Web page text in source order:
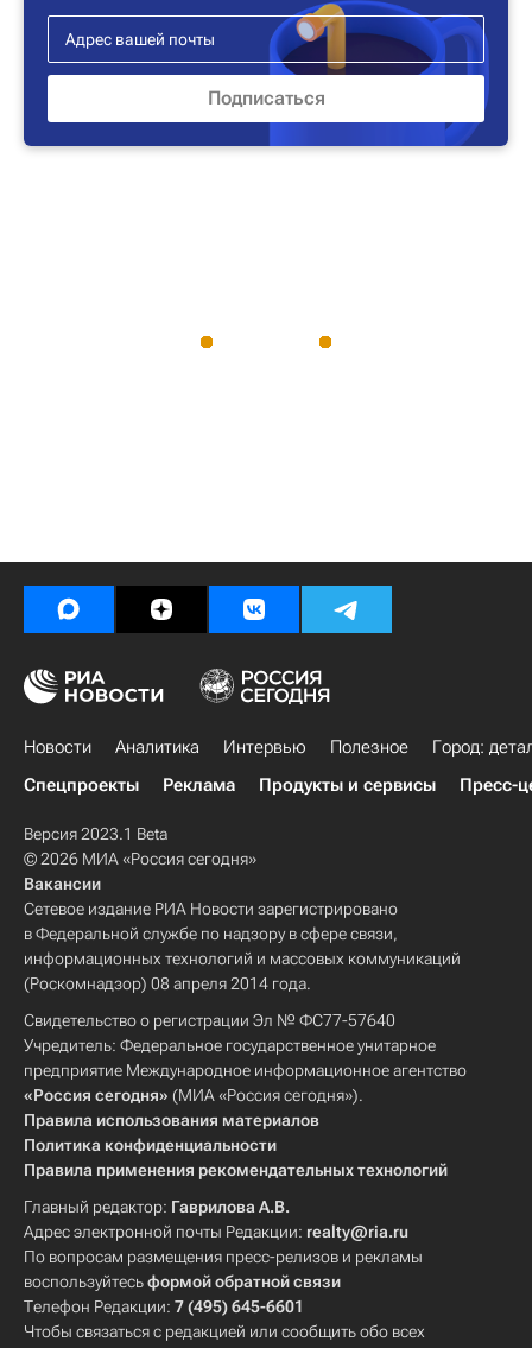
Новости Аналитика Интервью Полезное
Город:
Спецпроекты
Реклама Продукты и сервисы Пресс-
Версия 2023.1 Beta
© 2026 МИА «Россия сегодня»
Вакансии
Сетевое издание РИА Новости зарегистрировано
в Федеральной службе по надзору в сфере связи,
информационных технологий и массовых коммуникаций
(Роскомнадзор) 08 апреля 2014 года.
Свидетельство о регистрации Эл № ФС77-57640
Учредитель: Федеральное государственное унитарное
предприятие Международное информационное агентство
«Россия сегодня» (МИА «Россия сегодня»).
Правила использования материалов
Политика конфиденциальности
Правила применения рекомендательных технологий
Главный редактор: Гаврилова А.В.
Адрес электронной почты Редакции: realty@ria.ru
По вопросам размещения пресс-релизов и рекламы
воспользуйтесьформой обратной связи
Телефон Редакции: 7 (495) 645-6601
Чтобы связаться с редакцией или сообщить обо всех